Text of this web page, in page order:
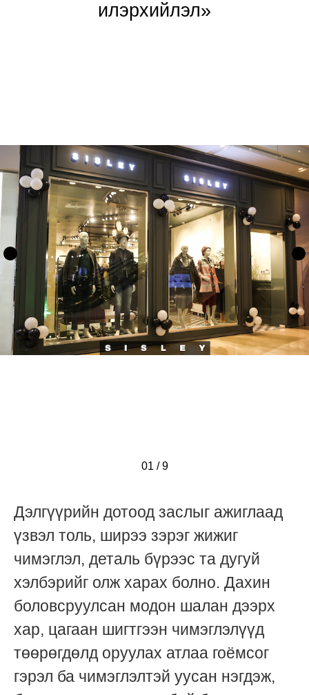
илэрхийлэл»
01 / 9
////////
Дэлгүүрийн дотоод заслыг ажиглаад
үзвэл толь, ширээ зэрэг жижиг
чимэглэл, деталь бүрээс та дугуй
хэлбэрийг олж харах болно. Дахин
боловсруулсан модон шалан дээрх
хар, цагаан шигтгээн чимэглэлүүд
төөрөгдөлд оруулах атлаа гоёмсог
гэрэл ба чимэглэлтэй уусан нэгдэж,